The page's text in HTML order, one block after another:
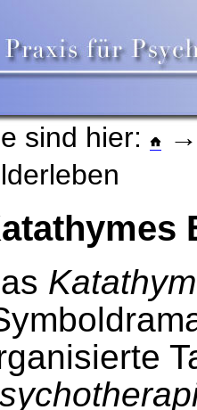
sind hier: